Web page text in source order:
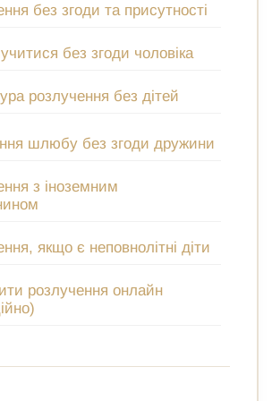
без згоди та присутності
без згоди чоловіка
розлучення без дітей
шлюбу без згоди дружини
з іноземним
якщо є неповнолітні діти
розлучення онлайн